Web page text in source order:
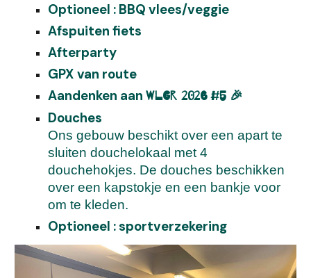
Optioneel : BBQ vlees/veggie
Afspuiten fiets
Afterparty
GPX van route
Aandenken aan WLGR 2026 #5 🎉
Douches
Ons gebouw beschikt over een apart te
sluiten douchelokaal met 4
douchehokjes. De douches beschikken
over een kapstokje en een bankje voor
om te kleden.
Optioneel : sportverzekering